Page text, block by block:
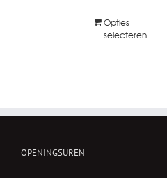
Opties
selecteren
OPENINGSUREN